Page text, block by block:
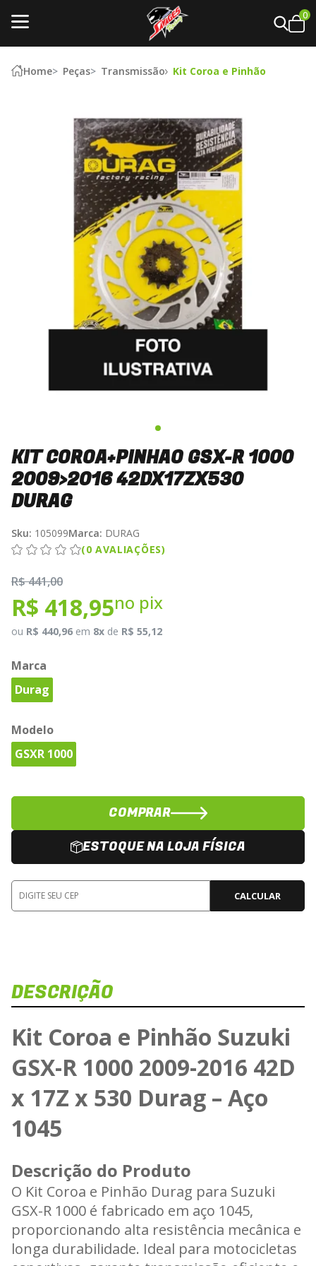
0
Home Peças Transmissão Kit Coroa e Pinhão
KIT COROA+PINHAO GSX-R 1000
2009>2016 42DX17ZX530
DURAG
Sku: 105099Marca: DURAG
(0 AVALIAÇÕES)
R$ 441,00
R$ 418,95no pix
ou R$ 440,96 em 8x de R$ 55,12
Marca
Durag
Modelo
GSXR 1000
COMPRAR
ESTOQUE NA LOJA FÍSICA
CALCULAR
DESCRIÇÃO
Kit Coroa e Pinhão Suzuki
GSX-R 1000 2009-2016 42D
x 17Z x 530 Durag – Aço
1045
Descrição do Produto
O Kit Coroa e Pinhão Durag para Suzuki
GSX-R 1000 é fabricado em aço 1045,
proporcionando alta resistência mecânica e
longa durabilidade. Ideal para motocicletas